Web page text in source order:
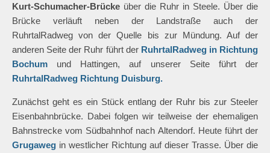
Kurt-Schumacher-Brücke über die Ruhr in Steele. Über die
Brücke verläuft neben der Landstraße auch der
RuhrtalRadweg von der Quelle bis zur Mündung. Auf der
anderen Seite der Ruhr führt der RuhrtalRadweg in Richtung
Bochum und Hattingen, auf unserer Seite führt der
RuhrtalRadweg Richtung Duisburg.
Zunächst geht es ein Stück entlang der Ruhr bis zur Steeler
Eisenbahnbrücke. Dabei folgen wir teilweise der ehemaligen
Bahnstrecke vom Südbahnhof nach Altendorf. Heute führt der
Grugaweg in westlicher Richtung auf dieser Trasse. Über die